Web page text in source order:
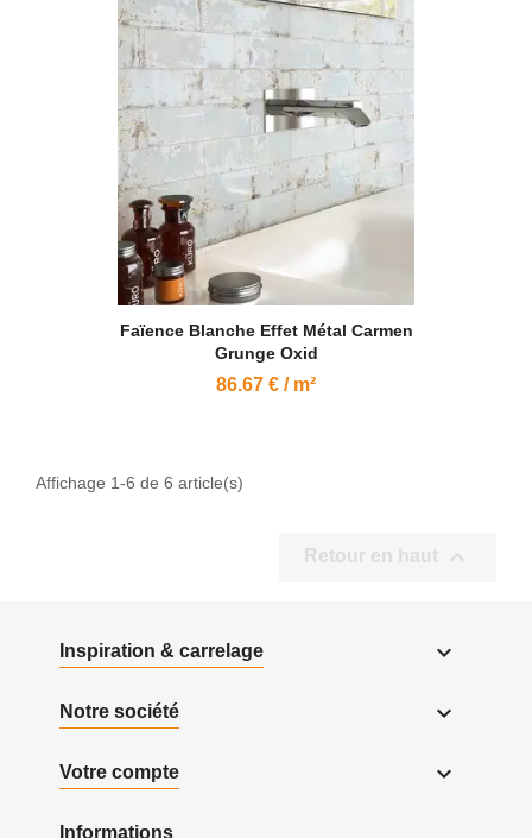
Faïence Blanche Effet Métal Carmen
Grunge Oxid
86.67 € / m²
Affichage 1-6 de 6 article(s)
Retour en haut 
Inspiration & carrelage 
Notre société 
Votre compte 
Informations